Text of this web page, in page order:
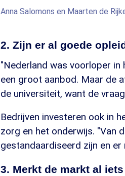
Anna Salomons en Maarten de
2. Zijn er al goede
"Nederland was voorloper in
een groot aanbod. Maar de
de universiteit, want de
Bedrijven investeren ook in
zorg en het onderwijs. "Van
gestandaardiseerd zijn en er
3. Merkt de markt al